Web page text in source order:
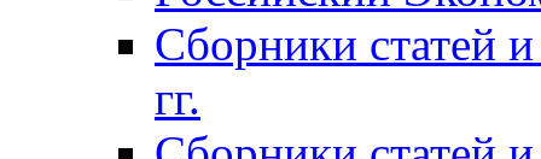
Сборники статей
гг.